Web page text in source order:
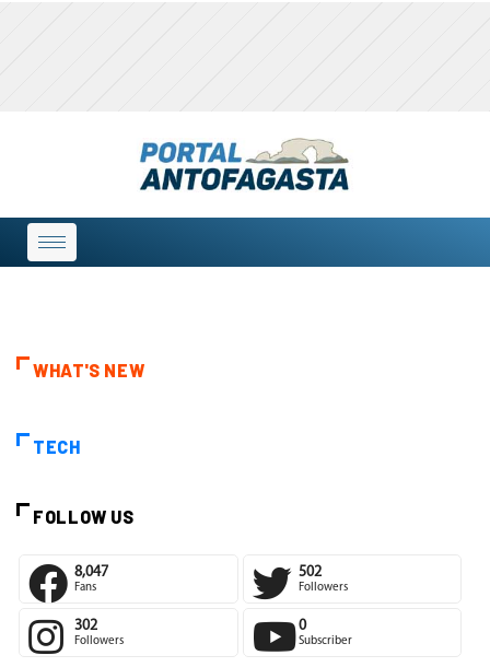
WHAT'S NEW
TECH
FOLLOW US
8,047
Fans
502
Followers
302
Followers
0
Subscriber